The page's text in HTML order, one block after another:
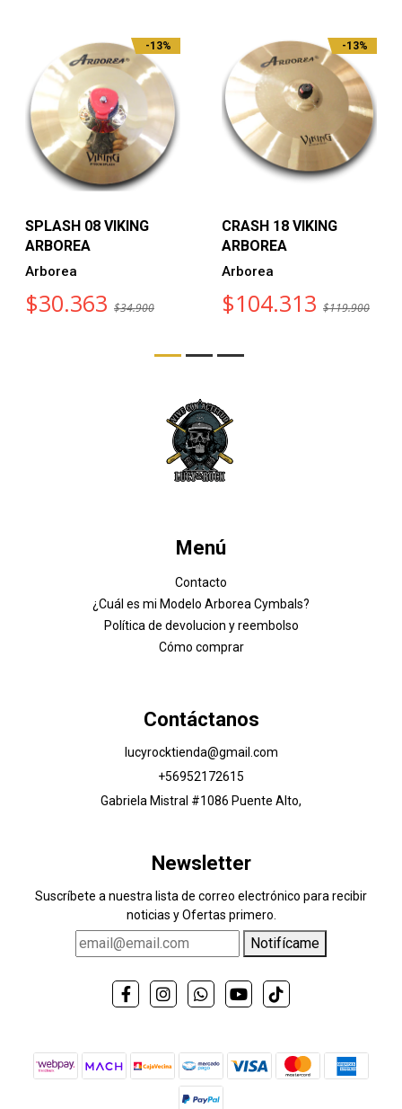
-13%
SPLASH 08 VIKING
ARBOREA
Arborea
$30.363 $34.900
-13%
CRASH 18 VIKING
ARBOREA
Arborea
$104.313 $119.900
Menú
Contacto
¿Cuál es mi Modelo Arborea Cymbals?
Política de devolucion y reembolso
Cómo comprar
Contáctanos
lucyrocktienda@gmail.com
+56952172615
Gabriela Mistral #1086 Puente Alto,
Newsletter
Suscríbete a nuestra lista de correo electrónico para recibir
noticias y Ofertas primero.
Notifícame